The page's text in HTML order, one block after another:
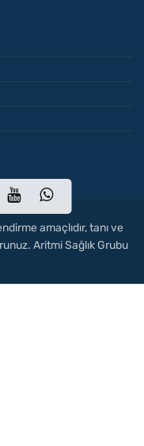
amaçlıdır, tanı ve
Aritmi Sağlık Grubu